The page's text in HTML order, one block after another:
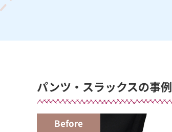
パンツ・スラックスの事例
Before